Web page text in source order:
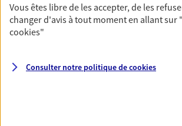
Santé
Couvrez vos dépenses de santé ainsi
Vous êtes libre de les accepter, de les
changer d'avis à tout moment en allant sur
cookies"
Consulter notre politique decookies